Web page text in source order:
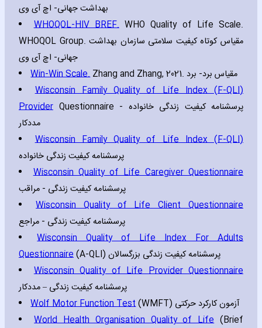
بهداشت جهانی- اچ آی وی
WHOQOL-HIV BREF.WHO Quality of Life Scale.
WHOQOL Group. مقیاس کوتاه کیفیت سلامتی سازمان بهداشت
جهانی- اچ آی وی
Win-Win Scale.
Zhang and Zhang‚ 2021. مقیاس برد- برد
Wisconsin Family Quality of Life Index (F-QLI)
Provider Questionnaire پرسشنامه کیفیت زندگی خانواده -
مددکار
Wisconsin Family Quality of Life Index (F-QLI)
پرسشنامه کیفیت زندگی خانواده
Wisconsin Quality of Life Caregiver Questionnaire
پرسشنامه کیفیت زندگی - مراقب
Wisconsin Quality of Life Client Questionnaire
پرسشنامه کیفیت زندگی - مراجع
Wisconsin Quality of Life Index For Adults
Questionnaire
(A-QLI) پرسشنامه کیفیت زندگی بزرگسالان
Wisconsin Quality of Life Provider Questionnaire
پرسشنامه کیفیت زندگی – مددکار
Wolf Motor Function Test
(WMFT) آزمون کارکرد حرکتی
World Health Organisation Quality of Life(Brief